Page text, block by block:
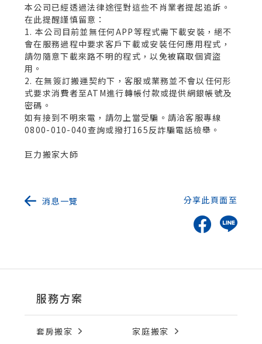
本公司已經透過法律途徑對這些不肖業者提起追訴。
在此提醒謹慎留意：
1. 本公司目前並無任何APP等程式需下載安裝，絕不
會在服務過程中要求客戶下載或安裝任何應用程式，
請勿隨意下載來路不明的程式，以免被竊取個資盜
用。
2. 在無簽訂搬運契約下，客服或業務並不會以任何形
式要求消費者至ATM進行轉帳付款或提供網銀帳號及
密碼。
如有接到不明來電，請勿上當受騙。請洽客服專線
0800-010-040查詢或撥打165反詐騙電話檢舉。
巨力搬家大師
消息一覽 分享此頁面至
服務方案
套房搬家
家庭搬家